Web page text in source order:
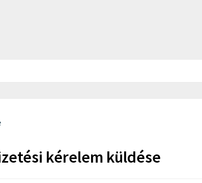
kérelem küldése